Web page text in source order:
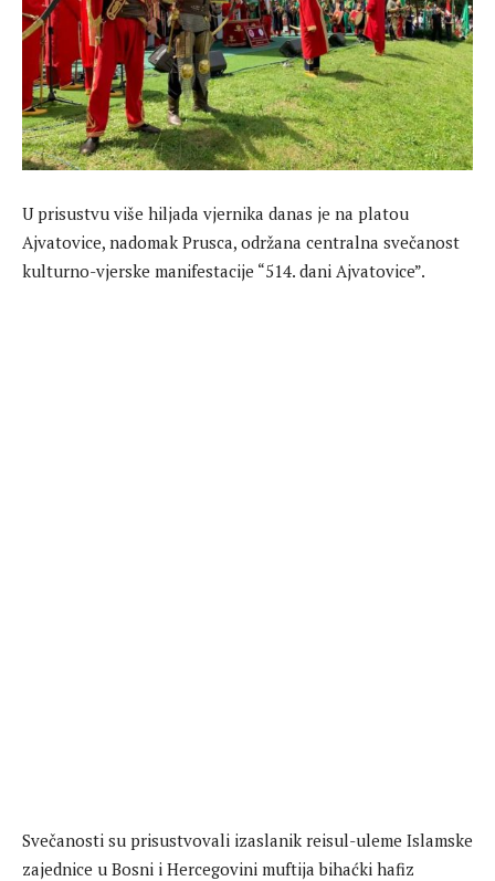
U prisustvu više hiljada vjernika danas je na platou
Ajvatovice, nadomak Prusca, održana centralna svečanost
kulturno-vjerske manifestacije “514. dani Ajvatovice”.
Svečanosti su prisustvovali izaslanik reisul-uleme Islamske
zajednice u Bosni i Hercegovini muftija bihaćki hafiz